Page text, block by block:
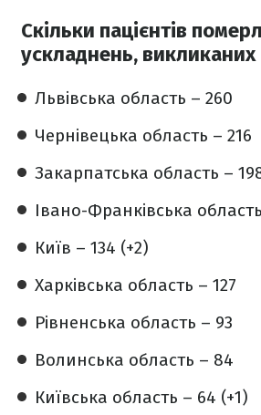
Скільки пацієнтів
ускладнень, викликаних
Львівська область – 260
Чернівецька область – 216
Закарпатська область –
Івано-Франківська
Київ – 134 (+2)
Харківська область – 127
Рівненська область – 93
Волинська область – 84
Київська область – 64 (+1)